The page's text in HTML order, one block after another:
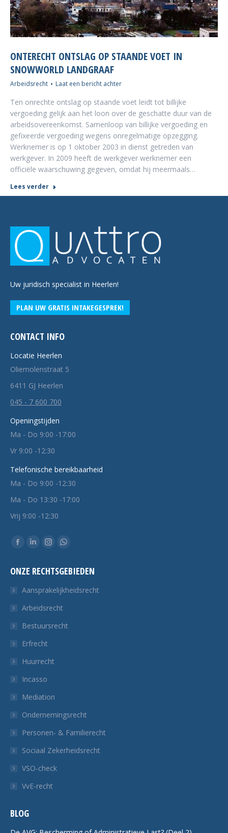
ONTERECHT ONTSLAG OP STAANDE VOET IN
SNOWWORLD LANDGRAAF
Arbeidsrecht Laat een bericht achter
Ten onrechte ontslag op staande voet leidt tot billijke
vergoeding gelijk aan het loon over de geschatte duur van de
arbeidsovereenkomst. Samenloop van billijke vergoeding en
gefixeerde vergoeding wegens onregelmatige opzegging.
Werknemer is op 1 oktober 2003 in dienst getreden van
werkgever. In 2009 heeft de werkgever werknemer een
officiële waarschuwing gegeven, omdat hij meermaals…
Lees verder
Uw juridisch specialist in Heerlen!
PLAN UW GRATIS INTAKEGESPREK!
CONTACT INFO
Locatie Heerlen
Oliemolenstraat 5
6411 GJ Heerlen
045 - 7 600 700
Openingstijden
Ma - Do 9:00 -17:00
Vr 9:00 -12:30
Telefonische bereikbaarheid
Ma - Do 9:00 -12:30
Ma - Do 13:30 -17:00
Vrij 9:00 -12:30
Vind ons op:
Facebook
opent
nieuw
tabblad
Linkedin
opent
in
nieuw
tabblad
Instagram
opent
in
nieuw
tabblad
Whatsapp
opent
in
tabblad
ONZE RECHTSGEBIEDEN
Aansprakelijkheidsrecht
Arbeidsrecht
Bestuursrecht
Erfrecht
Huurrecht
Incasso
Mediation
Ondernemingsrecht
Personen- & Familierecht
Sociaal Zekerheidsrecht
VSO-check
VvE-recht
BLOG